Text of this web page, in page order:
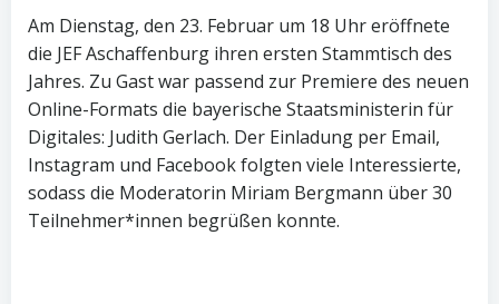
Am Dienstag, den 23. Februar um 18 Uhr eröffnete
die JEF Aschaffenburg ihren ersten Stammtisch des
Jahres. Zu Gast war passend zur Premiere des neuen
Online-Formats die bayerische Staatsministerin für
Digitales: Judith Gerlach. Der Einladung per Email,
Instagram und Facebook folgten viele Interessierte,
sodass die Moderatorin Miriam Bergmann über 30
Teilnehmer*innen begrüßen konnte.